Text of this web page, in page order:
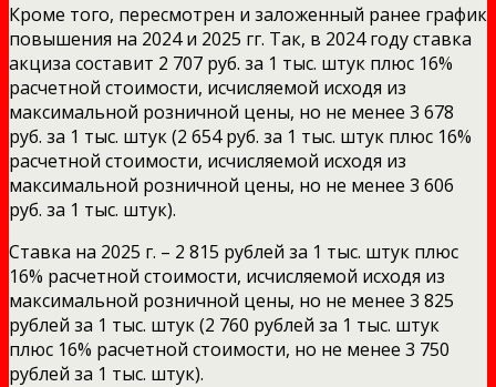
Кроме того, пересмотрен и заложенный ранее график
повышения на 2024 и 2025 гг. Так, в 2024 году ставка
акциза составит 2 707 руб. за 1 тыс. штук плюс 16%
расчетной стоимости, исчисляемой исходя из
максимальной розничной цены, но не менее 3 678
руб. за 1 тыс. штук (2 654 руб. за 1 тыс. штук плюс 16%
расчетной стоимости, исчисляемой исходя из
максимальной розничной цены, но не менее 3 606
руб. за 1 тыс. штук).
Ставка на 2025 г. – 2 815 рублей за 1 тыс. штук плюс
16% расчетной стоимости, исчисляемой исходя из
максимальной розничной цены, но не менее 3 825
рублей за 1 тыс. штук (2 760 рублей за 1 тыс. штук
плюс 16% расчетной стоимости, но не менее 3 750
рублей за 1 тыс. штук).